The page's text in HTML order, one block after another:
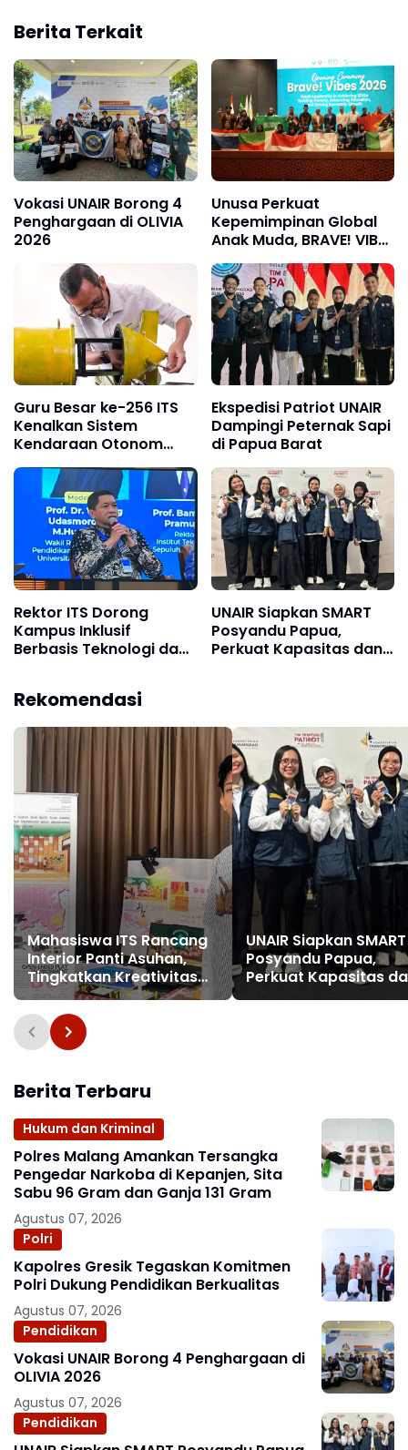
Berita Terkait
Vokasi UNAIR Borong 4
Penghargaan di OLIVIA
2026
Unusa Perkuat
Kepemimpinan Global
Anak Muda, BRAVE! VIBES
2026 Hadirkan Peserta 8
Negara
Guru Besar ke-256 ITS
Kenalkan Sistem
Kendaraan Otonom
Terintegrasi
Ekspedisi Patriot UNAIR
Dampingi Peternak Sapi
di Papua Barat
Rektor ITS Dorong
Kampus Inklusif
Berbasis Teknologi dan
UNAIR Siapkan SMART
Posyandu Papua,
Perkuat Kapasitas dan
Rekomendasi
Mahasiswa ITS Rancang
Interior Panti Asuhan,
Tingkatkan Kreativitas
Balita Lewat Open-Ended
Play
UNAIR Siapkan SMART
Posyandu Papua,
Perkuat Kapasitas
Berita Terbaru
Hukum dan Kriminal
Polres Malang Amankan Tersangka
Pengedar Narkoba di Kepanjen, Sita
Sabu 96 Gram dan Ganja 131 Gram
Agustus 07, 2026
Polri
Kapolres Gresik Tegaskan Komitmen
Polri Dukung Pendidikan Berkualitas
Agustus 07, 2026
Pendidikan
Vokasi UNAIR Borong 4 Penghargaan di
OLIVIA 2026
Agustus 07, 2026
Pendidikan